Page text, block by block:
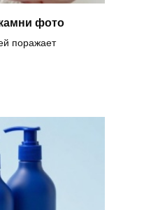
фото
поражает